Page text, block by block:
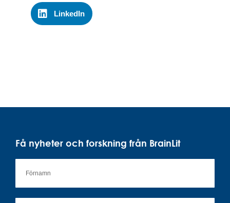
LinkedIn
Få nyheter och forskning från BrainLit